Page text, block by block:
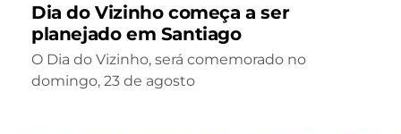
Dia do Vizinho começa a ser
planejado em Santiago
O Dia do Vizinho, será comemorado no
domingo, 23 de agosto